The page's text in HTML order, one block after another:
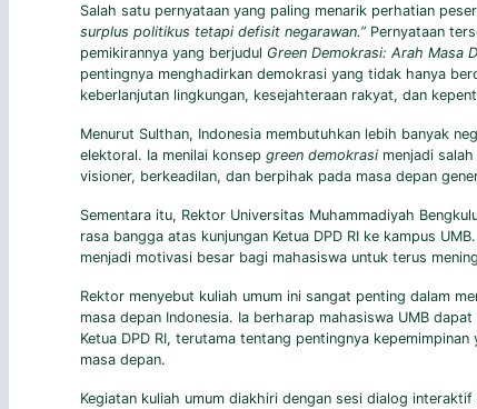
Salah satu pernyataan yang paling menarik perhatian
surplus politikus tetapi defisit negarawan.” Pernyataan
pemikirannya yang berjudul Green Demokrasi: Arah Masa
pentingnya menghadirkan demokrasi yang tidak hanya
keberlanjutan lingkungan, kesejahteraan rakyat, dan
Menurut Sulthan, Indonesia membutuhkan lebih banyak
elektoral. Ia menilai konsep green demokrasi menjadi
visioner, berkeadilan, dan berpihak pada masa depan
Sementara itu, Rektor Universitas Muhammadiyah
rasa bangga atas kunjungan Ketua DPD RI ke kampus
menjadi motivasi besar bagi mahasiswa untuk terus
Rektor menyebut kuliah umum ini sangat penting dalam
masa depan Indonesia. Ia berharap mahasiswa UMB
Ketua DPD RI, terutama tentang pentingnya
masa depan.
Kegiatan kuliah umum diakhiri dengan sesi dialog